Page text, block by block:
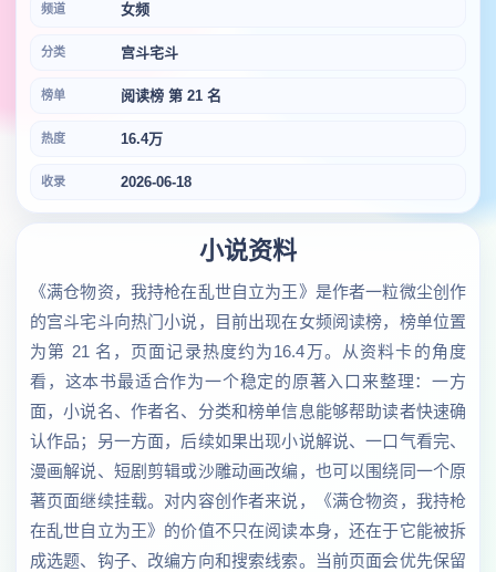
频道 女频
分类 宫斗宅斗
榜单 阅读榜 第 21 名
热度 16.4万
收录 2026-06-18
小说资料
《满仓物资，我持枪在乱世自立为王》是作者一粒微尘创作
的宫斗宅斗向热门小说，目前出现在女频阅读榜，榜单位置
为第 21 名，页面记录热度约为16.4万。从资料卡的角度
看，这本书最适合作为一个稳定的原著入口来整理：一方
面，小说名、作者名、分类和榜单信息能够帮助读者快速确
认作品；另一方面，后续如果出现小说解说、一口气看完、
漫画解说、短剧剪辑或沙雕动画改编，也可以围绕同一个原
著页面继续挂载。对内容创作者来说，《满仓物资，我持枪
在乱世自立为王》的价值不只在阅读本身，还在于它能被拆
成选题、钩子、改编方向和搜索线索。当前页面会优先保留